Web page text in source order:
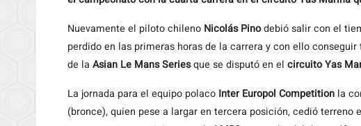
Nuevamente el piloto chileno Nicolás Pinodebió salir con el
perdido en las primeras horas de la carrera y con ello
de la Asian Le Mans Seriesque se disputó en el circuitoYas
La jornada para el equipo polaco Inter Europol Competition la
(bronce), quien pese a largar en tercera posición, cedió